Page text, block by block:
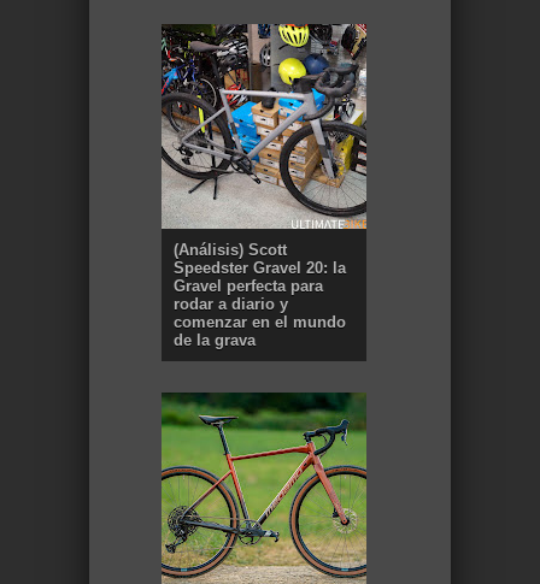
(Análisis) Scott
Speedster Gravel 20: la
Gravel perfecta para
rodar a diario y
comenzar en el mundo
de la grava